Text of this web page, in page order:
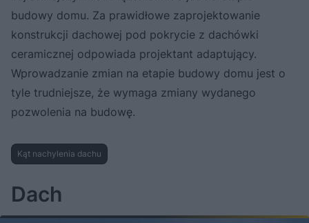
budowy domu. Za prawidłowe zaprojektowanie
konstrukcji dachowej pod pokrycie z dachówki
ceramicznej odpowiada projektant adaptujący.
Wprowadzanie zmian na etapie budowy domu jest o
tyle trudniejsze, że wymaga zmiany wydanego
pozwolenia na budowę.
Kąt nachylenia dachu
Dach